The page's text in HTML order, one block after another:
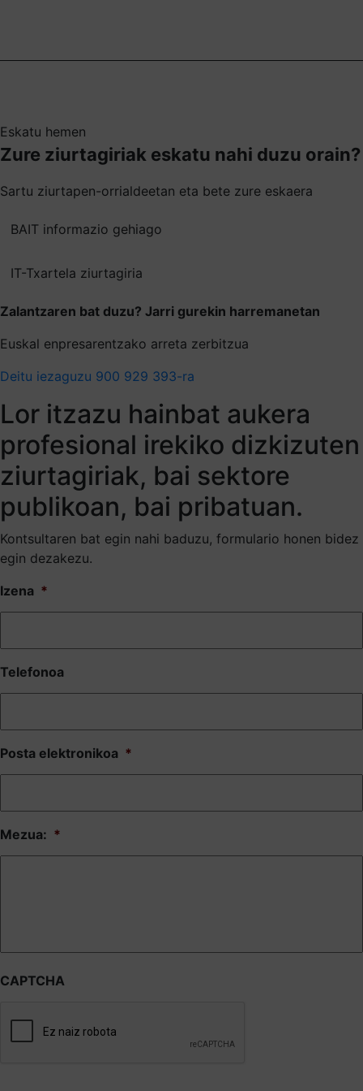
Eskatu hemen
Lor itzazu hainbat aukera
profesional irekiko dizkizuten
ziurtagiriak, bai sektore
publikoan, bai pribatuan.
Kontsultaren bat egin nahi baduzu, formulario honen bidez
egin dezakezu.
Izena *
Telefonoa
Posta elektronikoa *
Mezua: *
CAPTCHA
Zure ziurtagiriak eskatu nahi duzu orain?
Sartu ziurtapen-orrialdeetan eta bete zure eskaera
BAIT informazio gehiago
IT-Txartela ziurtagiria
Zalantzaren bat duzu? Jarri gurekin harremanetan
Euskal enpresarentzako arreta zerbitzua
Deitu iezaguzu 900 929 393-ra